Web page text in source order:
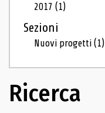
2017(1)
Sezioni
Nuovi progetti(1)
Ricerca